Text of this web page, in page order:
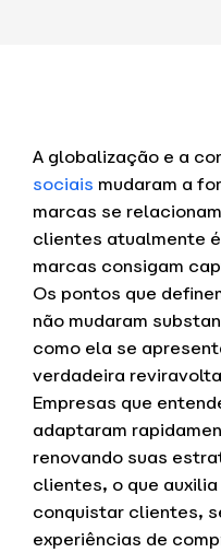
A globalização e a
sociais mudaram a
marcas se
clientes atualmente
marcas consigam
Os pontos que
não mudaram
como ela se
verdadeira
Empresas que
adaptaram
renovando suas
clientes, o que
conquistar clientes,
experiências de